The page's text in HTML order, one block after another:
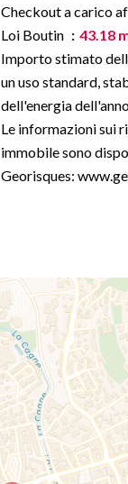
Checkout a carico
Loi Boutin
43.18
Importo stimato
un uso standard,
dell'energia
Le informazioni sui
immobile sono
Georisques: